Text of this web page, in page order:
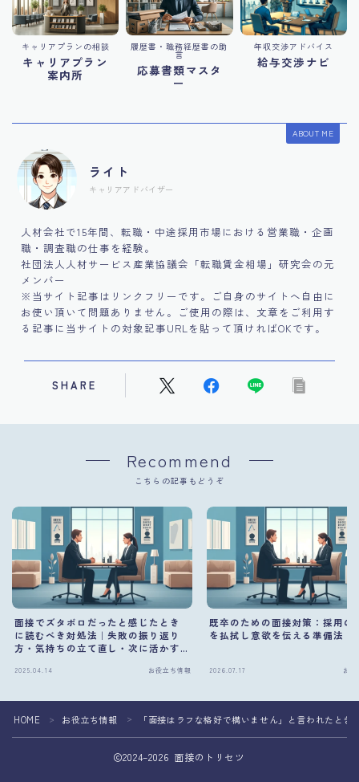
キャリアプランの相談
キャリアプラン
案内所
履歴書・職務経歴書の助
言
応募書類マスタ
ー
年収交渉アドバイス
給与交渉ナビ
ABOUT ME
ライト
キャリアアドバイザー
人材会社で15年間、転職・中途採用市場における営業職・企画
職・調査職の仕事を経験。
社団法人人材サービス産業協議会「転職賃金相場」研究会の元
メンバー
※当サイト記事はリンクフリーです。ご自身のサイトへ自由に
お使い頂いて問題ありません。ご使用の際は、文章をご利用す
る記事に当サイトの対象記事URLを貼って頂ければOKです。
SHARE
Recommend
こちらの記事もどうぞ
面接でズタボロだったと感じたとき
に読むべき対処法｜失敗の振り返り
方・気持ちの立て直し・次に活かす
2025.04.14 お役立ち情報
既卒のための面接対策：採用の
を払拭し意欲を伝える準備法
2026.07.17 お
HOME ＞ お役立ち情報 ＞ 「面接はラフな格好で構いません」と言われたと
2024–2026 面接のトリセツ